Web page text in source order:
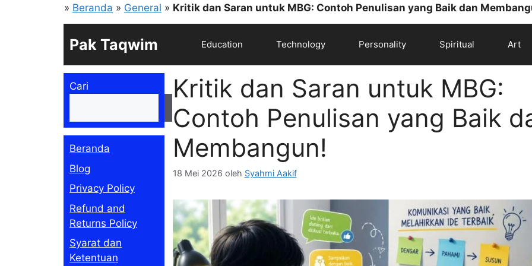
» Beranda » General » Kritik dan Saran untuk MBG: Contoh Penulisan yang Baik dan
Pak Taqwim Education Technology Personality Spiritual Art
Kritik dan Saran untuk MBG:
Contoh Penulisan yang Baik
Membangun!
18 Mei 2026 oleh Syahmi Aakif
Cari
Cari
Beranda
Blog
Privacy Policy
Refund and
Returns Policy
Syarat dan
Ketentuan